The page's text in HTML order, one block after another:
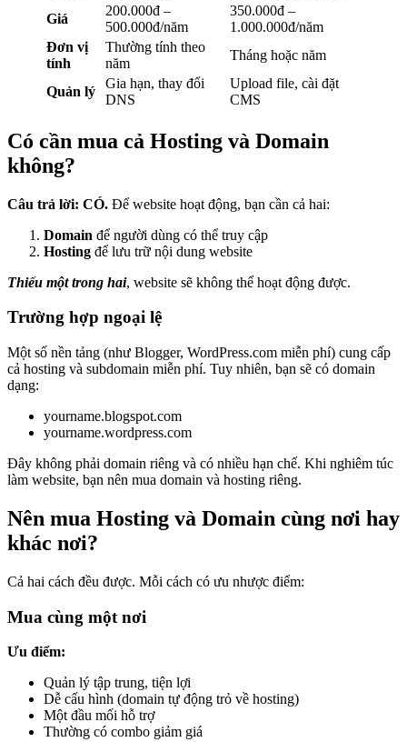
Giá
200.000đ –
500.000đ/năm
350.000đ –
1.000.000đ/năm
Đơn vị
tính
Thường tính theo
năm
Tháng hoặc năm
Quản lý
Gia hạn, thay đổi
DNS
Upload file, cài đặt
CMS
Có cần mua cả Hosting và Domain
không?
Câu trả lời: CÓ. Để website hoạt động, bạn cần cả hai:
Domain để người dùng có thể truy cập
Hosting để lưu trữ nội dung website
Thiếu một trong hai, website sẽ không thể hoạt động được.
Trường hợp ngoại lệ
Một số nền tảng (như Blogger, WordPress.com miễn phí) cung cấp
cả hosting và subdomain miễn phí. Tuy nhiên, bạn sẽ có domain
dạng:
yourname.blogspot.com
yourname.wordpress.com
Đây không phải domain riêng và có nhiều hạn chế. Khi nghiêm túc
làm website, bạn nên mua domain và hosting riêng.
Nên mua Hosting và Domain cùng nơi hay
khác nơi?
Cả hai cách đều được. Mỗi cách có ưu nhược điểm:
Mua cùng một nơi
Ưu điểm:
Quản lý tập trung, tiện lợi
Dễ cấu hình (domain tự động trỏ về hosting)
Một đầu mối hỗ trợ
Thường có combo giảm giá